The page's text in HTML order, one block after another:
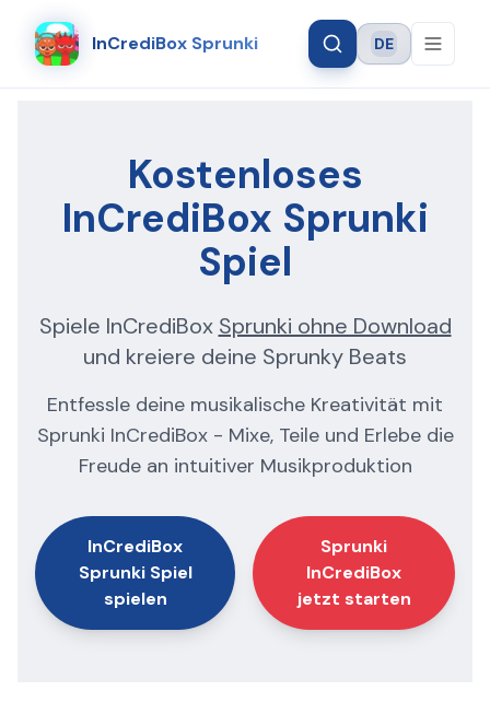
InCrediBox Sprunki Language
DE
Kostenloses
InCrediBox Sprunki
Spiel
Spiele InCrediBox Sprunki ohne Download
und kreiere deine Sprunky Beats
Entfessle deine musikalische Kreativität mit
Sprunki InCrediBox - Mixe, Teile und Erlebe die
Freude an intuitiver Musikproduktion
InCrediBox
Sprunki Spiel
spielen
Sprunki
InCrediBox
jetzt starten